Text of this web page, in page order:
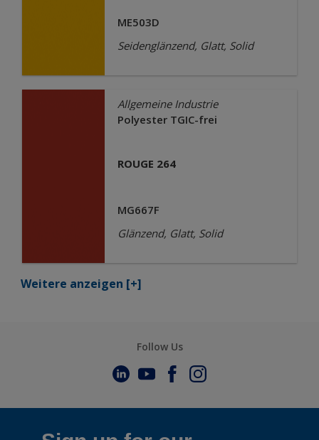
ME503D
Seidenglänzend, Glatt, Solid
Allgemeine Industrie
Polyester TGIC-frei
ROUGE 264
MG667F
Glänzend, Glatt, Solid
Weitere anzeigen [+]
Follow Us